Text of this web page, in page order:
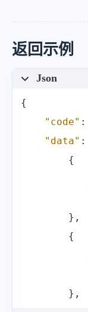
返回示例
Json
{
"code" :
"data" :
{
} ,
{
} ,